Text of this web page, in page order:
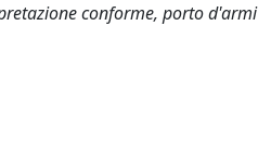
conforme, porto d'armi